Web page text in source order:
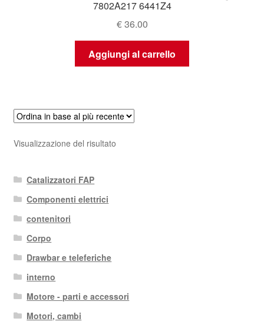
7802A217 6441Z4
€36.00
Aggiungi al carrello
Visualizzazione del risultato
Catalizzatori FAP
Componenti elettrici
contenitori
Corpo
Drawbar e teleferiche
interno
Motore - parti e accessori
Motori, cambi